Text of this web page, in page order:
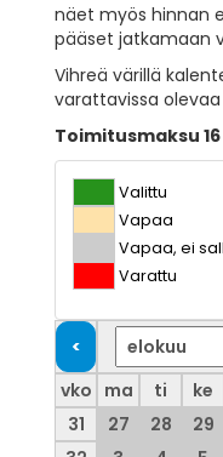
näet myös hinnan
pääset jatkamaan
Vihreä värillä
varattavissa
Toimitusmaksu
Valittu
Vapaa
Vapaa, ei
Varattu
vko ma ti ke
31
27 28 29